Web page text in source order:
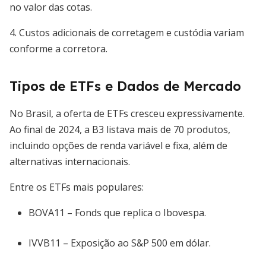
no valor das cotas.
4. Custos adicionais de corretagem e custódia variam
conforme a corretora.
Tipos de ETFs e Dados de Mercado
No Brasil, a oferta de ETFs cresceu expressivamente.
Ao final de 2024, a B3 listava mais de 70 produtos,
incluindo opções de renda variável e fixa, além de
alternativas internacionais.
Entre os ETFs mais populares:
BOVA11 – Fonds que replica o Ibovespa.
IVVB11 – Exposição ao S&P 500 em dólar.